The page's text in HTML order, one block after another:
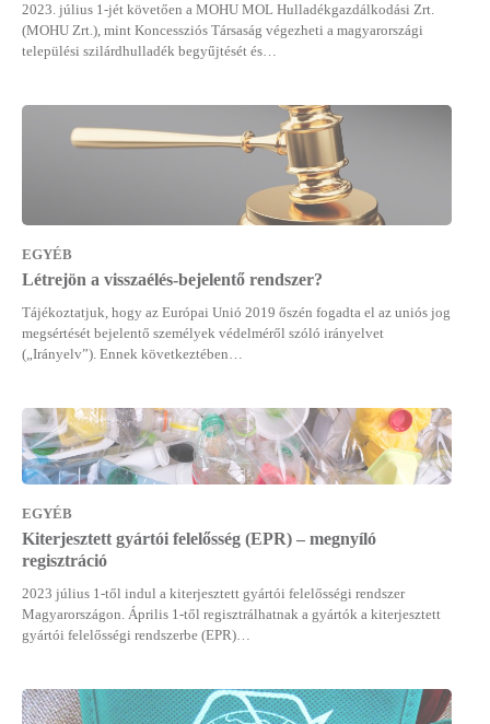
2023. július 1-jét követően a MOHU MOL Hulladékgazdálkodási Zrt.
(MOHU Zrt.), mint Koncessziós Társaság végezheti a magyarországi
települési szilárdhulladék begyűjtését és…
EGYÉB
Létrejön a visszaélés-bejelentő rendszer?
Tájékoztatjuk, hogy az Európai Unió 2019 őszén fogadta el az uniós jog
megsértését bejelentő személyek védelméről szóló irányelvet
(„Irányelv”). Ennek következtében…
EGYÉB
Kiterjesztett gyártói felelősség (EPR) – megnyíló
regisztráció
2023 július 1-től indul a kiterjesztett gyártói felelősségi rendszer
Magyarországon. Április 1-től regisztrálhatnak a gyártók a kiterjesztett
gyártói felelősségi rendszerbe (EPR)…